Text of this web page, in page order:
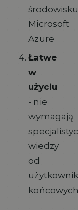
środowisku
Microsoft
Azure
Łatwe
w
użyciu
- nie
wymagają
wiedzy
od